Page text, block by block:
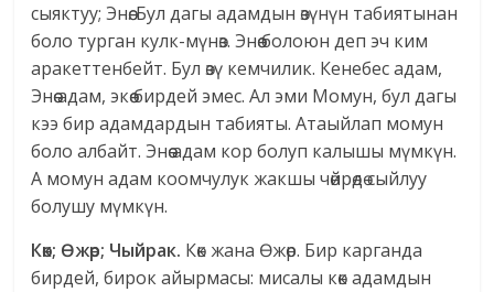
сыяктуу; Энөө. Бул дагы адамдын өзүнүн табиятынан
боло турган кулк-мүнөз. Энөө болоюн деп эч ким
аракеттенбейт. Бул өзү кемчилик. Кенебес адам,
Энөө адам, экөө бирдей эмес. Ал эми Момун, бул дагы
кээ бир адамдардын табияты. Атаыйлап момун
боло албайт. Энөө адам кор болуп калышы мүмкүн.
А момун адам коомчулук жакшы чөйрөдө сыйлуу
болушу мүмкүн.
Көк; Өжөр; Чыйрак. Көк жана Өжөр. Бир карганда
бирдей, бирок айырмасы: мисалы көк адамдын